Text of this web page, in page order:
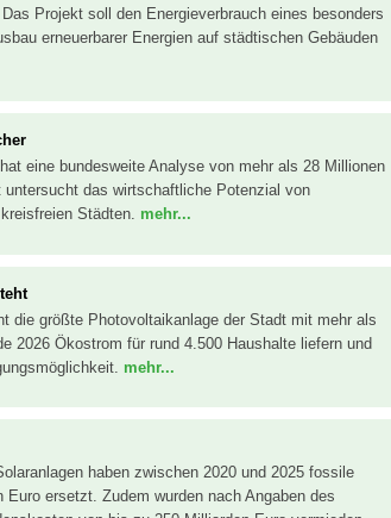
Projekt soll den Energieverbrauch eines besonders
erneuerbarer Energien auf städtischen Gebäuden
eine bundesweite Analyse von mehr als 28 Millionen
das wirtschaftliche Potenzial von
Städten. mehr...
die größte Photovoltaikanlage der Stadt mit mehr als
2026 Ökostrom für rund 4.500 Haushalte liefern und
mehr...
haben zwischen 2020 und 2025 fossile
ersetzt. Zudem wurden nach Angaben des